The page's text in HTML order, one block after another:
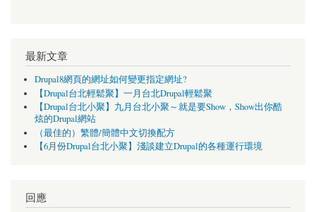
最新文章
Drupal8網頁的網址如何變更指定網址?
【Drupal台北輕鬆聚】一月台北Drupal輕鬆聚
【Drupal台北小聚】九月台北小聚～就是要Show，Show出你酷
炫的Drupal網站
（最佳的）繁體/簡體中文切換配方
【6月份Drupal台北小聚】淺談建立Drupal的各種運行環境
回應